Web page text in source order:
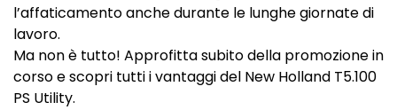
l’affaticamento anche durante le lunghe giornate di
lavoro.
Ma non è tutto! Approfitta subito della promozione in
corso e scopri tutti i vantaggi del New Holland T5.100
PS Utility.